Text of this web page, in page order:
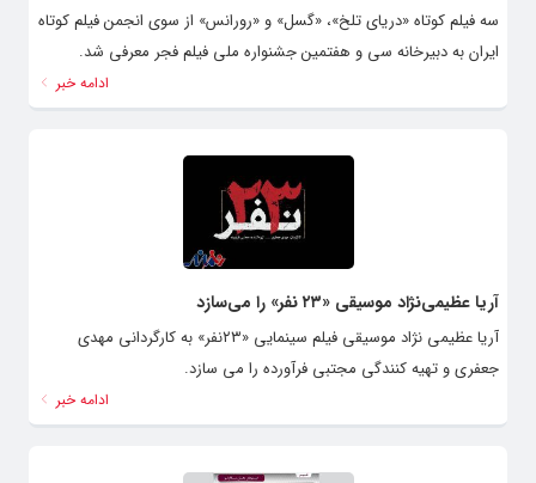
سه فیلم کوتاه «دریای تلخ»، «گسل» و «رورانس» از سوی انجمن فیلم کوتاه
ایران به دبیرخانه سی و هفتمین جشنواره ملی فیلم فجر معرفی شد.
ادامه خبر
آریا عظیمی‌نژاد موسیقی «۲۳ نفر» را می‌سازد
آریا عظیمی نژاد موسیقی فیلم سینمایی «۲۳نفر» به کارگردانی مهدی
جعفری و تهیه کنندگی مجتبی فرآورده را می سازد.
ادامه خبر